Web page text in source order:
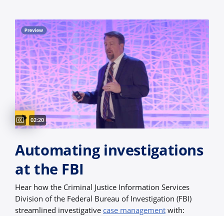
Video duration:
02:20
Captions available
Automating investigations
at the FBI
Hear how the Criminal Justice Information Services
Division of the Federal Bureau of Investigation (FBI)
streamlined investigative case management with: